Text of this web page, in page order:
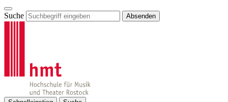
Suche Absenden